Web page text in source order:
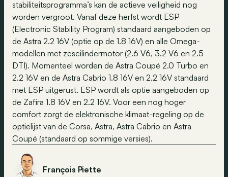
stabiliteitsprogramma’s kan de actieve veiligheid nog
worden vergroot. Vanaf deze herfst wordt ESP
(Electronic Stability Program) standaard aangeboden op
de Astra 2.2 16V (optie op de 1.8 16V) en alle Omega-
modellen met zescilindermotor (2.6 V6, 3.2 V6 en 2.5
DTI). Momenteel worden de Astra Coupé 2.0 Turbo en
2.2 16V en de Astra Cabrio 1.8 16V en 2.2 16V standaard
met ESP uitgerust. ESP wordt als optie aangeboden op
de Zafira 1.8 16V en 2.2 16V. Voor een nog hoger
comfort zorgt de elektronische klimaat-regeling op de
optielijst van de Corsa, Astra, Astra Cabrio en Astra
Coupé (standaard op sommige versies).
François Piette